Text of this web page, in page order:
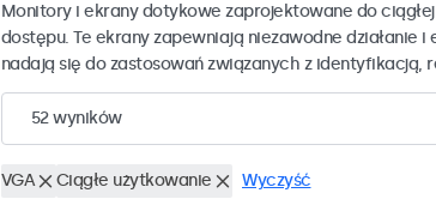
Monitory i ekrany dotykowe zaprojektowane do
dostępu. Te ekrany zapewniają niezawodne działanie
nadają się do zastosowań związanych z identyfikacją,
52wyników
VGA Ciągłe użytkowanie Wyczyść